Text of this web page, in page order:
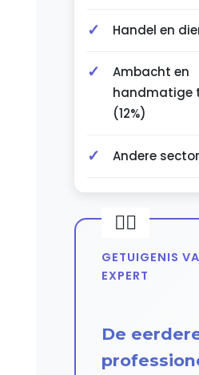
Handel en
Ambacht en
handmatige
(12%)
Andere
GETUIGENIS
EXPERT
De